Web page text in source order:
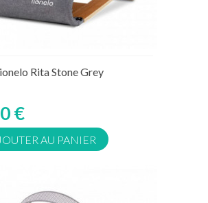
Rita Stone Grey
€
AU PANIER